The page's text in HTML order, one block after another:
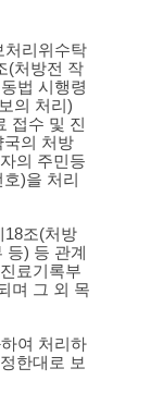
처리위수탁
(처방전 작
동법 시행령
의 처리)
접수 및 진
국의 처방
의 주민등
호)을 처리
18조(처방
등) 등 관계
진료기록부
며 그 외 목
여 처리하
한대로 보